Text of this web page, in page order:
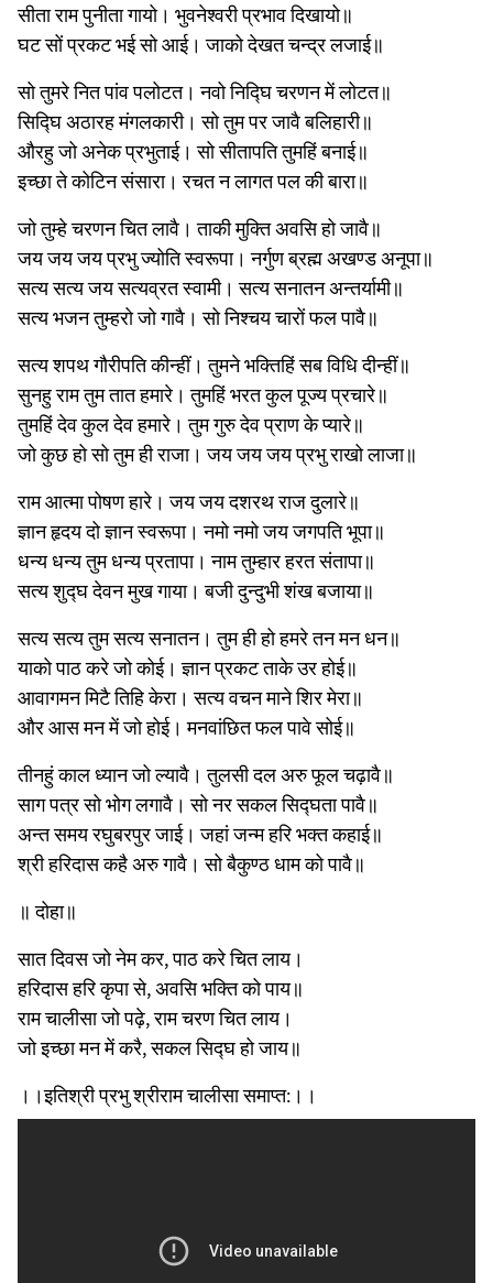
सीता राम पुनीता गायो। भुवनेश्वरी प्रभाव दिखायो॥
घट सों प्रकट भई सो आई। जाको देखत चन्द्र लजाई॥
सो तुमरे नित पांव पलोटत। नवो निद्घि चरणन में लोटत॥
सिद्घि अठारह मंगलकारी। सो तुम पर जावै बलिहारी॥
औरहु जो अनेक प्रभुताई। सो सीतापति तुमहिं बनाई॥
इच्छा ते कोटिन संसारा। रचत न लागत पल की बारा॥
जो तुम्हे चरणन चित लावै। ताकी मुक्ति अवसि हो जावै॥
जय जय जय प्रभु ज्योति स्वरूपा। नर्गुण ब्रह्म अखण्ड अनूपा॥
सत्य सत्य जय सत्यव्रत स्वामी। सत्य सनातन अन्तर्यामी॥
सत्य भजन तुम्हरो जो गावै। सो निश्चय चारों फल पावै॥
सत्य शपथ गौरीपति कीन्हीं। तुमने भक्तिहिं सब विधि दीन्हीं॥
सुनहु राम तुम तात हमारे। तुमहिं भरत कुल पूज्य प्रचारे॥
तुमहिं देव कुल देव हमारे। तुम गुरु देव प्राण के प्यारे॥
जो कुछ हो सो तुम ही राजा। जय जय जय प्रभु राखो लाजा॥
राम आत्मा पोषण हारे। जय जय दशरथ राज दुलारे॥
ज्ञान हृदय दो ज्ञान स्वरूपा। नमो नमो जय जगपति भूपा॥
धन्य धन्य तुम धन्य प्रतापा। नाम तुम्हार हरत संतापा॥
सत्य शुद्घ देवन मुख गाया। बजी दुन्दुभी शंख बजाया॥
सत्य सत्य तुम सत्य सनातन। तुम ही हो हमरे तन मन धन॥
याको पाठ करे जो कोई। ज्ञान प्रकट ताके उर होई॥
आवागमन मिटै तिहि केरा। सत्य वचन माने शिर मेरा॥
और आस मन में जो होई। मनवांछित फल पावे सोई॥
तीनहुं काल ध्यान जो ल्यावै। तुलसी दल अरु फूल चढ़ावै॥
साग पत्र सो भोग लगावै। सो नर सकल सिद्घता पावै॥
अन्त समय रघुबरपुर जाई। जहां जन्म हरि भक्त कहाई॥
श्री हरिदास कहै अरु गावै। सो बैकुण्ठ धाम को पावै॥
॥ दोहा॥
सात दिवस जो नेम कर, पाठ करे चित लाय।
हरिदास हरि कृपा से, अवसि भक्ति को पाय॥
राम चालीसा जो पढ़े, राम चरण चित लाय।
जो इच्छा मन में करै, सकल सिद्घ हो जाय॥
।।इतिश्री प्रभु श्रीराम चालीसा समाप्त:।।